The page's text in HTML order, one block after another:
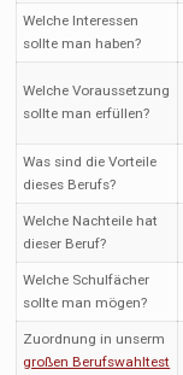
Welche Interessen
sollte man haben?
Welche Voraussetzung
sollte man erfüllen?
Was sind die Vorteile
dieses Berufs?
Welche Nachteile hat
dieser Beruf?
Welche Schulfächer
sollte man mögen?
Zuordnung in unserm
großen Berufswahltest